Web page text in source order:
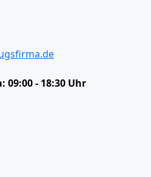
09:00 - 18:30 Uhr